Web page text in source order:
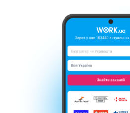
Контакти Про нас
Допомога